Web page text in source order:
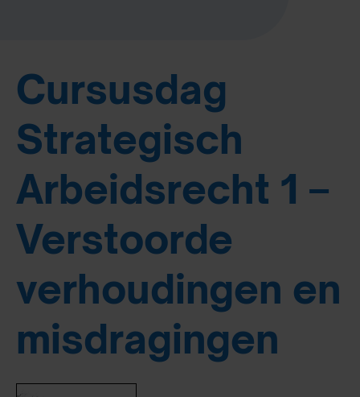
Cursusdag
Strategisch
Arbeidsrecht 1 –
Verstoorde
verhoudingen en
misdragingen